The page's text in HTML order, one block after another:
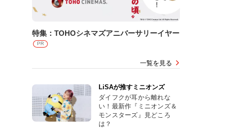
特集：TOHOシネマズアニバーサリーイヤー
PR
一覧を見る
LiSAが推すミニオンズ
ダイフクが耳から離れな
い！最新作『ミニオンズ＆
モンスターズ』見どころ
は？